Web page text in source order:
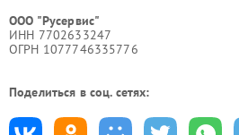
ООО "Русервис"
ИНН 7702633247
ОГРН 1077746335776
Поделиться в соц. сетях: